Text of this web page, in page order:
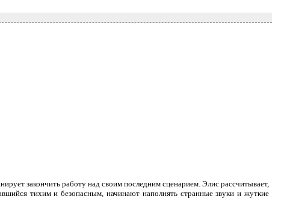
закончить работу над своим последним сценарием. Элис рассчитывает,
тихим и безопасным, начинают наполнять странные звуки и жуткие